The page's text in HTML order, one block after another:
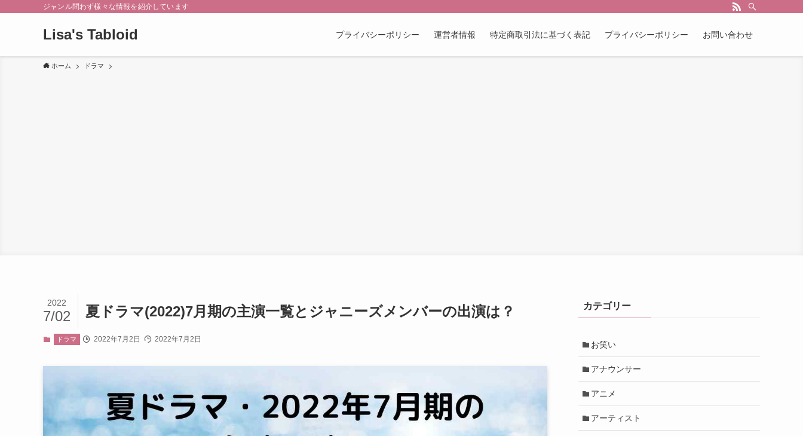
ジャンル問わず様々な情報を紹介しています
Lisa's Tabloid プライバシーポリシー 運営者情報 特定商取引法に基づく表記 プライバシーポリシー お問い合わせ
ホーム ドラマ
夏ドラマ(2022)7月期の主演一覧とジャニーズメンバーの出演は？
2022
7/02
ドラマ 2022年7月2日 2022年7月2日
カテゴリー
お笑い
アナウンサー
アニメ
アーティスト